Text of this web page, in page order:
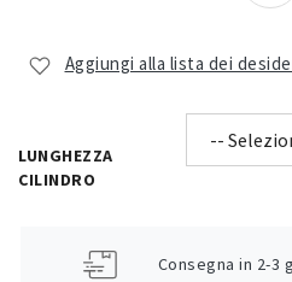
Aggiungi alla lista dei
LUNGHEZZA
CILINDRO
Consegna in 2-3